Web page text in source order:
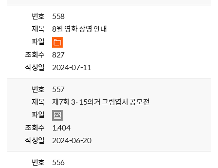
번호
558
제목
8월 영화 상영 안내
파일
조회수
827
작성일
2024-07-11
번호
557
제목
제7회 3·15의거 그림엽서 공모전
파일
조회수
1,404
작성일
2024-06-20
번호
556